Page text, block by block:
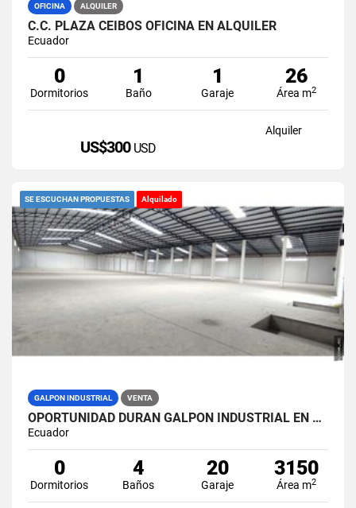
OFICINA ALQUILER
C.C. PLAZA CEIBOS OFICINA EN ALQUILER
Ecuador
0
Dormitorios
1
Baño
1
Garaje
26
Área m2
Alquiler
US$300 USD
SE ESCUCHAN PROPUESTAS Alquilado
GALPON INDUSTRIAL VENTA
OPORTUNIDAD DURAN GALPON INDUSTRIAL EN VENTA LAS BRISAS
Ecuador
0
Dormitorios
4
Baños
20
Garaje
3150
Área m2